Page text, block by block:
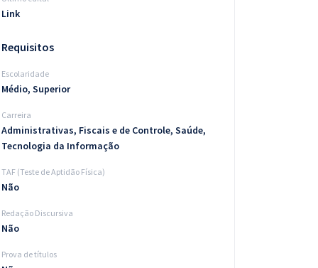
Link
Requisitos
Escolaridade
Médio, Superior
Carreira
Administrativas, Fiscais e de Controle, Saúde,
Tecnologia da Informação
TAF (Teste de Aptidão Física)
Não
Redação Discursiva
Não
Prova de títulos